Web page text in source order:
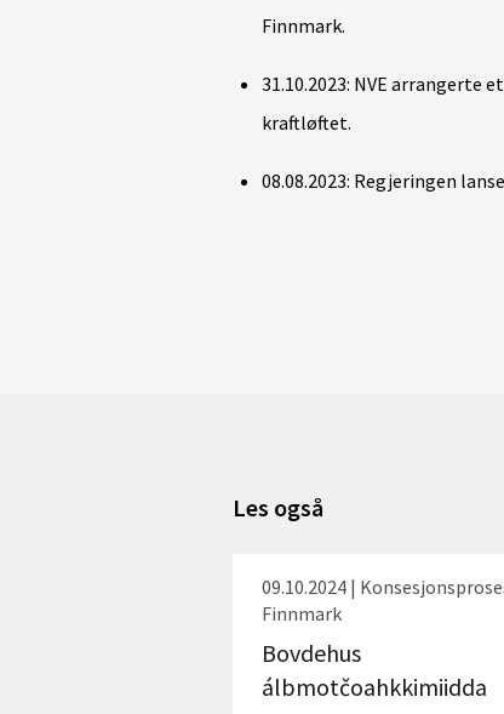
Finnmark.
31.10.2023: NVE
kraftløftet.
08.08.2023: Regjeringen
Les også
09.10.2024 |
Finnmark
Bovdehus
álbmotčoahkkimiidda